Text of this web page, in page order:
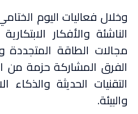
وخلال فعاليات اليوم
الناشئة والأفكار
مجالات الطاقة المتجددة
الفرق المشاركة حزمة من
التقنيات الحديثة
والبيئة.